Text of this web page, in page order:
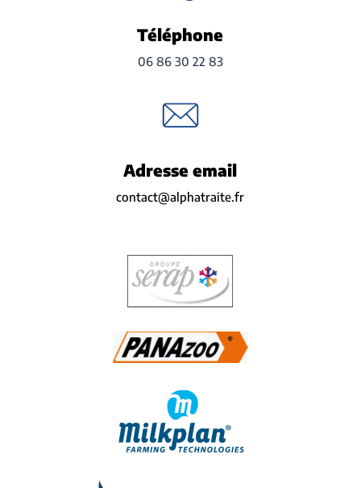
Téléphone
06 86 30 22 83
Adresse email
contact@alphatraite.fr